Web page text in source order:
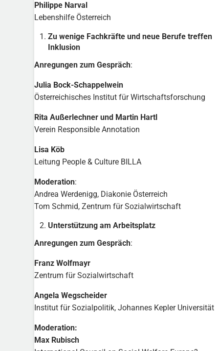
Philippe Narval
Lebenshilfe Österreich
Zu wenige Fachkräfte und neue Berufe treffen
Inklusion
Anregungen zum Gespräch:
Julia Bock-Schappelwein
Österreichisches Institut für Wirtschaftsforschung
Rita Außerlechner und Martin Hartl
Verein Responsible Annotation
Lisa Köb
Leitung People & Culture BILLA
Moderation:
Andrea Werdenigg, Diakonie Österreich
Tom Schmid, Zentrum für Sozialwirtschaft
Unterstützung am Arbeitsplatz
Anregungen zum Gespräch:
Franz Wolfmayr
Zentrum für Sozialwirtschaft
Angela Wegscheider
Institut für Sozialpolitik, Johannes Kepler Universität
Moderation:
Max Rubisch